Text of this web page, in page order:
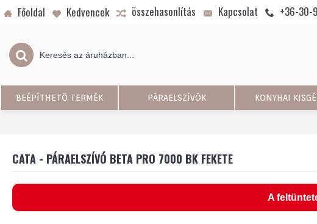
Főoldal Kedvencek összehasonlítás Kapcsolat +36-30-
BEÉPÍTHETŐ TERMÉK PÁRAELSZÍVÓK KONYHAI
CATA - PÁRAELSZÍVÓ BETA PRO 7000 BK FEKETE
A